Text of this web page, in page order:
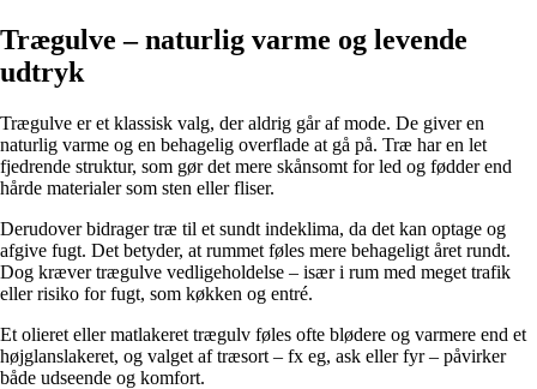
Trægulve – naturlig varme og levende
udtryk
Trægulve er et klassisk valg, der aldrig går af mode. De giver en
naturlig varme og en behagelig overflade at gå på. Træ har en let
fjedrende struktur, som gør det mere skånsomt for led og fødder end
hårde materialer som sten eller fliser.
Derudover bidrager træ til et sundt indeklima, da det kan optage og
afgive fugt. Det betyder, at rummet føles mere behageligt året rundt.
Dog kræver trægulve vedligeholdelse – især i rum med meget trafik
eller risiko for fugt, som køkken og entré.
Et olieret eller matlakeret trægulv føles ofte blødere og varmere end et
højglanslakeret, og valget af træsort – fx eg, ask eller fyr – påvirker
både udseende og komfort.